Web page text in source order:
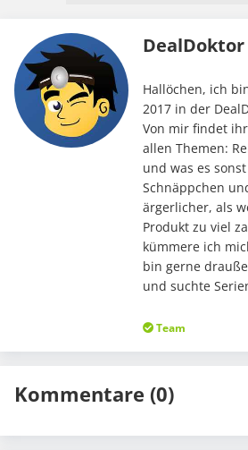
DealDoktor
Hallöchen, ich
2017 in der
Von mir findet
allen Themen:
und was es
Schnäppchen
ärgerlicher, als
Produkt zu viel
kümmere ich
bin gerne
und suchte
Team
Kommentare (0)